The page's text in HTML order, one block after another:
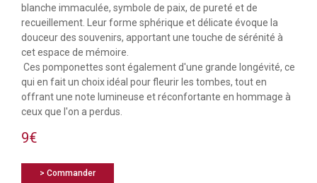
blanche immaculée, symbole de paix, de pureté et de
recueillement. Leur forme sphérique et délicate évoque la
douceur des souvenirs, apportant une touche de sérénité à
cet espace de mémoire.
Ces pomponettes sont également d'une grande longévité, ce
qui en fait un choix idéal pour fleurir les tombes, tout en
offrant une note lumineuse et réconfortante en hommage à
ceux que l'on a perdus.
9€
> Commander